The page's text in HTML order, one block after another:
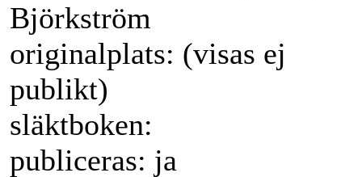
Björkström
originalplats: (visas ej
publikt)
släktboken:
publiceras: ja